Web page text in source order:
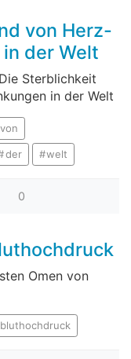
von Herz-
der Welt
Sterblichkeit
in der Welt
von
der welt
0
Omen von
bluthochdruck